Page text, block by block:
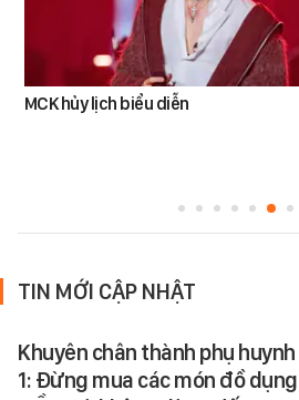
MCK hủy lịch biểu diễn
TIN MỚI CẬP NHẬT
Khuyên chân thành phụ
1: Đừng mua các món đồ